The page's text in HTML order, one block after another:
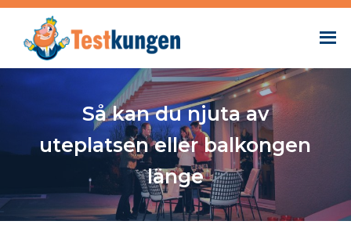
Så kan du njuta av
uteplatsen eller balkongen
länge